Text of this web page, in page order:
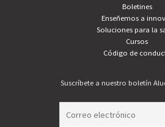
Boletines
Enseñemos a
Soluciones para la
Cursos
Código de
Suscríbete a nuestro boletín